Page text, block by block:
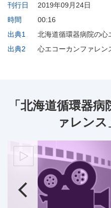
刊行日
2019年09月24日
時間
00:16
出典1
北海道循環器病院の心
出典2
心エコーカンファレ
「北海道循環器
ァレン